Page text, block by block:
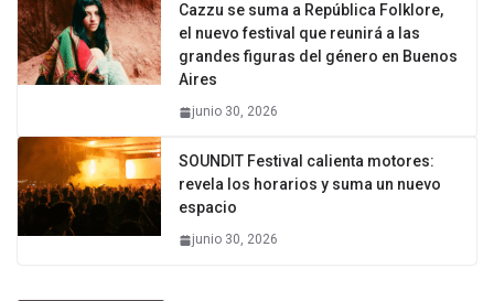
Cazzu se suma a República Folklore,
el nuevo festival que reunirá a las
grandes figuras del género en Buenos
Aires
junio 30, 2026
SOUNDIT Festival calienta motores:
revela los horarios y suma un nuevo
espacio
junio 30, 2026